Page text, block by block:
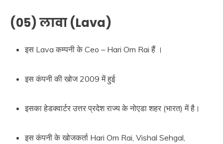
(05) लावा (Lava)
इस Lava कम्पनी के Ceo – Hari Om Rai हैं ।
इस कंपनी की खोज 2009 में हुई
इसका हेडक्वार्टर उत्तर प्रदेश राज्य के नोएडा शहर (भारत) में है।
इस कंपनी के खोजकर्ता Hari Om Rai, Vishal Sehgal,